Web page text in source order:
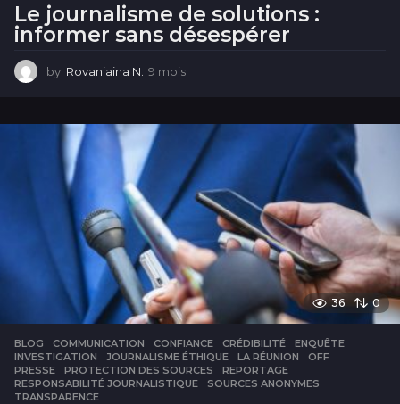
Le journalisme de solutions :
informer sans désespérer
by Rovaniaina N. 9 mois
i
36 0
BLOG COMMUNICATION ,CONFIANCE ,CRÉDIBILITÉ ,ENQUÊTE
INVESTIGATION
,JOURNALISME ÉTHIQUE ,LA RÉUNION ,OFF
PRESSE
,PROTECTION DES SOURCES ,REPORTAGE
RESPONSABILITÉ JOURNALISTIQUE
,SOURCES ANONYMES
TRANSPARENCE